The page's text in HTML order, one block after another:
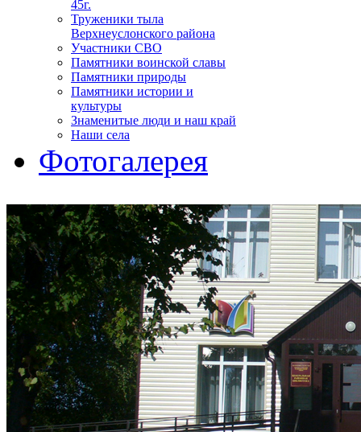
45г.
Труженики тыла
Верхнеуслонского района
Участники СВО
Памятники воинской славы
Памятники природы
Памятники истории и
культуры
Знаменитые люди и наш край
Наши села
Фотогалерея